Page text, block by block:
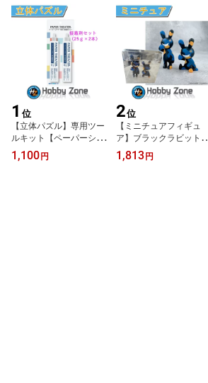
1 位
【立体パズル】専用ツー
ルキット【ペーパーシア
ター】 専用 接着剤 25g x
2 あったら便利 プレ
1,100 円
2位
【ミニチュアフィギュ
ア】ブラックラビット
ホビーゾーンカラー【組
み立て式】スタジオソー
1,813 円